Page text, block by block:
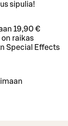
sipulia!
19,90 €
raikas
Special Effects